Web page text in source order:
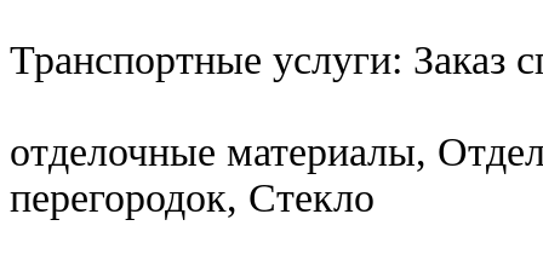
Транспортные услуги: Заказ
отделочные материалы,
перегородок, Стекло